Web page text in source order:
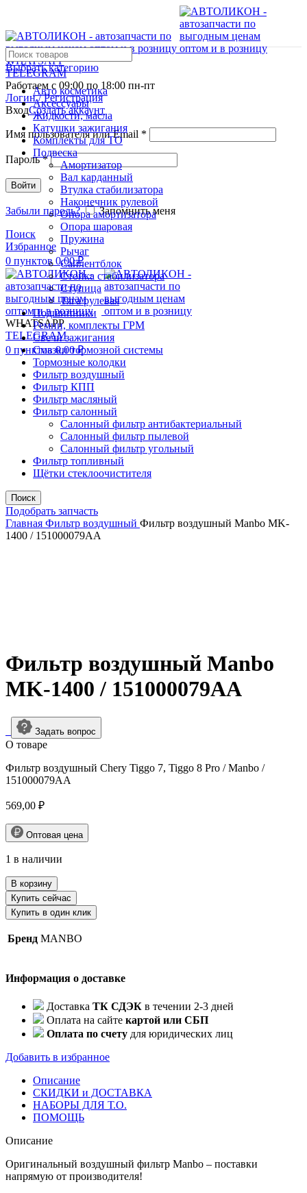
WHATSAPP
TELEGRAM
Работаем с 09:00 по 18:00 пн-пт
Логин / Регистрация
ВходСоздать аккаунт
Имя пользователя или Email *
Пароль*
Войти
Забыли пароль?
Запомнить меня
Поиск
Избранное
0 пунктов 0,00₽
WHATSAPP
TELEGRAM
0 пунктов 0,00₽
Выбрать категорию
Авто косметика
Аксессуары
Жидкости, масла
Катушки зажигания
Комплекты для ТО
Подвеска
Амортизатор
Вал карданный
Втулка стабилизатора
Наконечник рулевой
Опора амортизатора
Опора шаровая
Пружина
Рычаг
Сайлентблок
Стойка стабилизатора
Ступица
Тяга рулевая
Подшипники
Ремни, комплекты ГРМ
Свечи зажигания
Смазки тормозной системы
Тормозные колодки
Фильтр воздушный
Фильтр КПП
Фильтр масляный
Фильтр салонный
Салонный фильтр антибактериальный
Салонный фильтр пылевой
Салонный фильтр угольный
Фильтр топливный
Щётки стеклоочистителя
Поиск
Подобрать запчасть
Главная Фильтр воздушный Фильтр воздушный Manbo MK-
1400 / 151000079AA
Фильтр воздушный Manbo
MK-1400 / 151000079AA
Задать вопрос
О товарe
Фильтр воздушный Chery Tiggo 7, Tiggo 8 Pro / Manbo /
151000079AA
569,00 ₽
Оптовая цена
1 в наличии
Количество
товара
Фильтр
воздушный
MK-
151000079AA
В корзину
Купить сейчас
Купить в один клик
Бренд MANBO
Информация о доставке
Доставка ТК СДЭК в течении 2-3 дней
Оплата на сайте картой или СБП
Оплата по счету для юридических лиц
Добавить в избранное
Описание
СКИДКИ и ДОСТАВКА
НАБОРЫ ДЛЯ Т.О.
ПОМОЩЬ
Описание
Оригинальный воздушный фильтр Manbo – поставки
напрямую от производителя!